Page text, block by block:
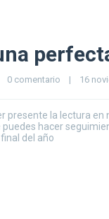
0 comentario | 16
presente la lectura
puedes hacer
del año